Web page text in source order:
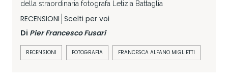
della straordinaria fotografa Letizia Battaglia
RECENSIONI Scelti per voi
Di Pier Francesco Fusari
RECENSIONI FOTOGRAFIA FRANCESCA ALFANO MIGLIETTI